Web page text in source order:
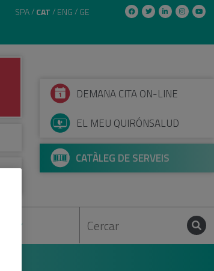
SPA CAT ENG GE
DEMANA CITA ON-LINE
EL MEU QUIRÓNSALUD
CATÀLEG DE SERVEIS